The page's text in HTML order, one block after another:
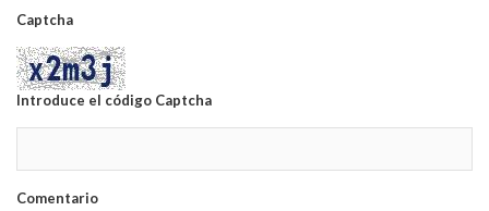
Captcha
Introduce el código Captcha
Comentario